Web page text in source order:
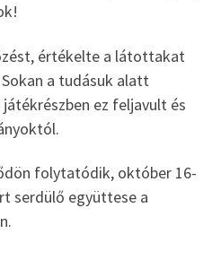
értékelte a látottakat
a tudásuk alatt
ez feljavult és
folytatódik, október 16-
serdülő együttese a